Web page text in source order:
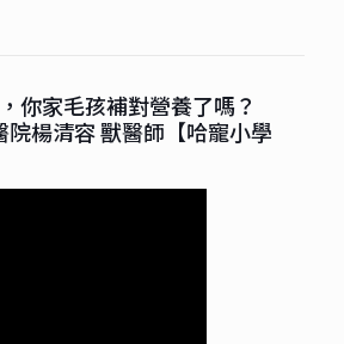
你家毛孩補對營養了嗎？
楊清容 獸醫師【哈寵小學